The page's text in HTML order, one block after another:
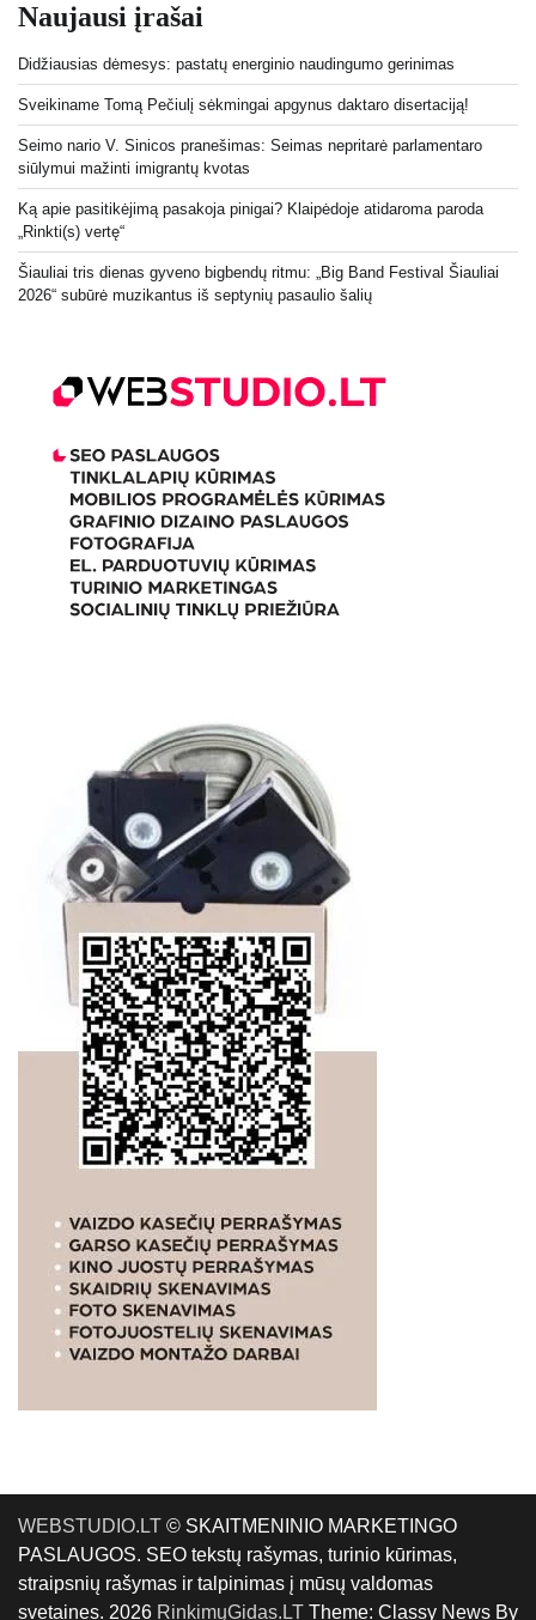
Naujausi įrašai
Didžiausias dėmesys: pastatų energinio naudingumo gerinimas
Sveikiname Tomą Pečiulį sėkmingai apgynus daktaro disertaciją!
Seimo nario V. Sinicos pranešimas: Seimas nepritarė parlamentaro
siūlymui mažinti imigrantų kvotas
Ką apie pasitikėjimą pasakoja pinigai? Klaipėdoje atidaroma paroda
„Rinkti(s) vertę“
Šiauliai tris dienas gyveno bigbendų ritmu: „Big Band Festival Šiauliai
2026“ subūrė muzikantus iš septynių pasaulio šalių
WEBSTUDIO.LT © SKAITMENINIO MARKETINGO
PASLAUGOS. SEO tekstų rašymas, turinio kūrimas,
straipsnių rašymas ir talpinimas į mūsų valdomas
svetaines. 2026 RinkimųGidas.LT Theme: Classy News By